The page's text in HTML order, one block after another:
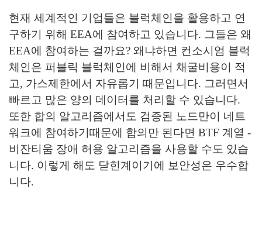
현재 세계적인 기업들은 블럭체인을 활용하고 연
구하기 위해 EEA에 참여하고 있습니다. 그들은 왜
EEA에 참여하는 걸까요? 왜냐하면 컨소시엄 블럭
체인은 퍼블릭 블럭체인에 비해서 채굴비용이 적
고, 가스제한에서 자유롭기 때문입니다. 그러면서
빠르고 많은 양의 데이터를 처리할 수 있습니다.
또한 합의 알고리즘에서도 검증된 노드만이 네트
워크에 참여하기때문에 합의만 된다면 BTF 계열 -
비잔티움 장애 허용 알고리즘을 사용할 수도 있습
니다. 이렇게 해도 닫힌계이기에 보안성은 우수합
니다.